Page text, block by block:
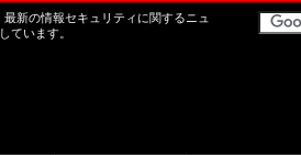
新の情報セキュリティに関するニュ
ています。